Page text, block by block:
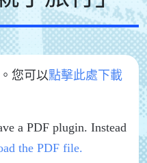
您可以點擊此處下載
a PDF plugin. Instead
the PDF file.